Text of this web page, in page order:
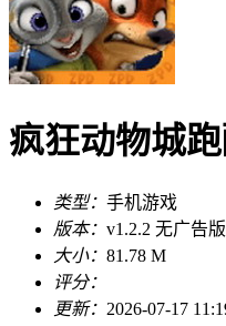
疯狂动物城
类型： 手机游戏
版本： v1.2.2 无广告版
大小： 81.78 M
评分：
更新： 2026-07-17